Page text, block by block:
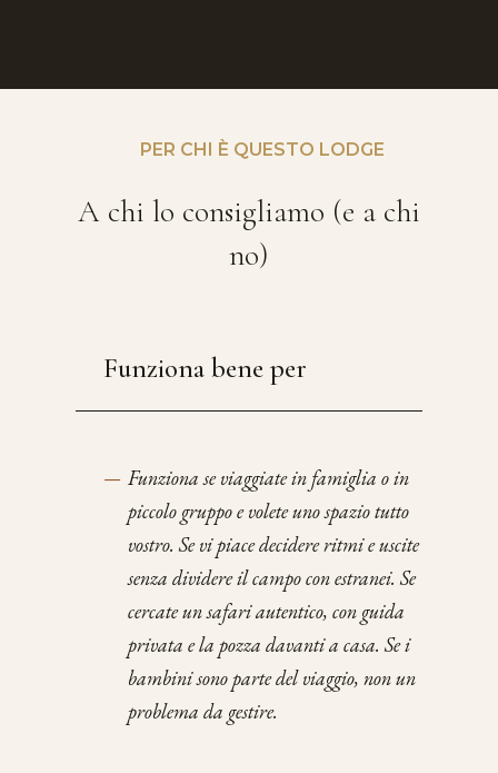
PER CHI È QUESTO LODGE
A chi lo consigliamo (e a chi
no)
Funziona bene per
— Funziona se viaggiate in famiglia o in
piccolo gruppo e volete uno spazio tutto
vostro. Se vi piace decidere ritmi e uscite
senza dividere il campo con estranei. Se
cercate un safari autentico, con guida
privata e la pozza davanti a casa. Se i
bambini sono parte del viaggio, non un
problema da gestire.